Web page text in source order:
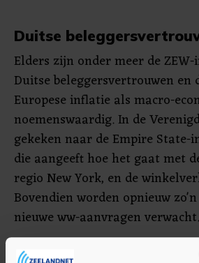
Duitse
Elders zijn onder meer de
Duitse beleggersvertrouwen en
Europese inflatie als macro-
noemenswaardig. In de
gekeken naar de Empire State-
die aangeeft hoe het gaat met
regio New York, en de
Bovendien worden opnieuw
nieuwe ww-aanvragen verwacht.
Op bedrijvengebied is het rustig